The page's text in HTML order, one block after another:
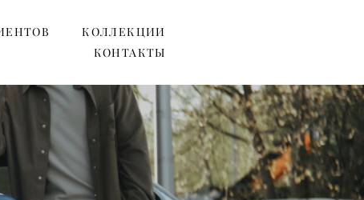
КОЛЛЕКЦИИ
КОНТАКТЫ